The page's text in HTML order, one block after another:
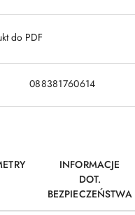
do PDF
088381760614
INFORMACJE
DOT.
BEZPIECZEŃSTWA